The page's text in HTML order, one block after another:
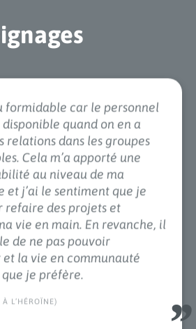
disponible quand on en a
relations dans les groupes
Cela m’a apporté une
au niveau de ma
et j’ai le sentiment que je
refaire des projets et
vie en main. En revanche, il
de ne pas pouvoir
la vie en communauté
que je préfère.
L’HÉROÏNE)
est très bien entouré et
la prise en charge de notre
personnel infirmier est
à l’écoute de nos besoins.
d’être soigné, de me
et que lorsque je
au top de ma forme
surtout complètement guéri
Je me suis très vite
aux autres patients et
Toutefois, ma femme, mes
je trouve parfois les